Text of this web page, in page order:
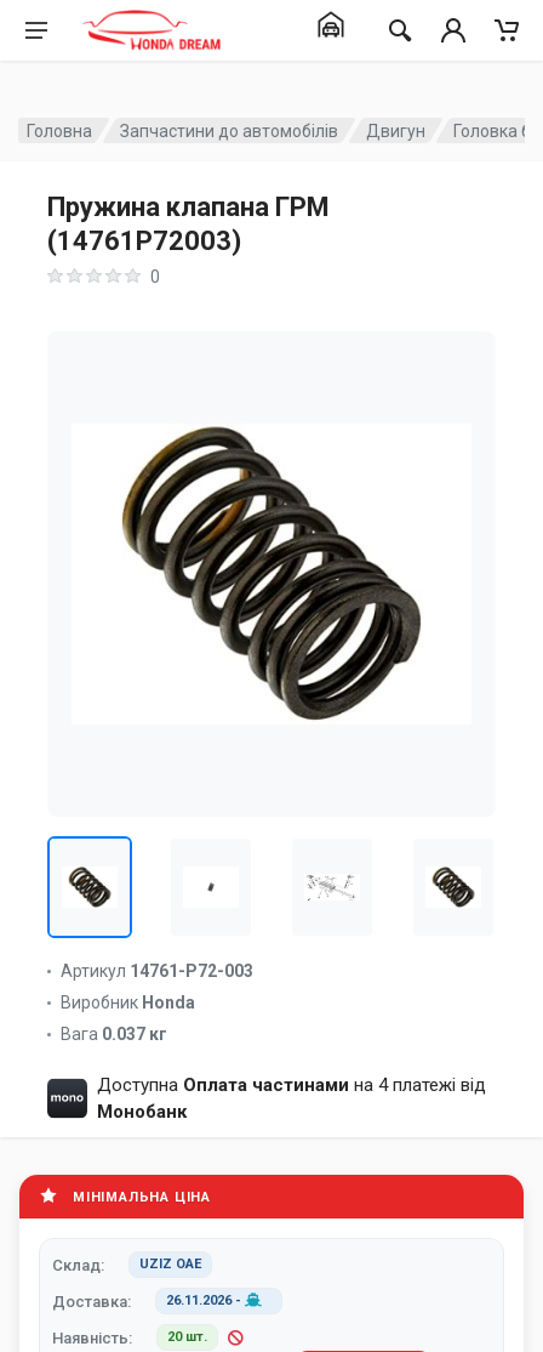
Головна Запчастини до автомобілів Двигун Головка
Пружина клапана ГРМ
(14761P72003)
0
Артикул 14761-P72-003
Виробник Honda
Вага 0.037 кг
Доступна Оплата частинами на 4 платежі від
Монобанк
МІНІМАЛЬНА ЦІНА
Склад: UZIZ ОАЕ
Доставка: 26.11.2026-
Наявність: 20 шт.